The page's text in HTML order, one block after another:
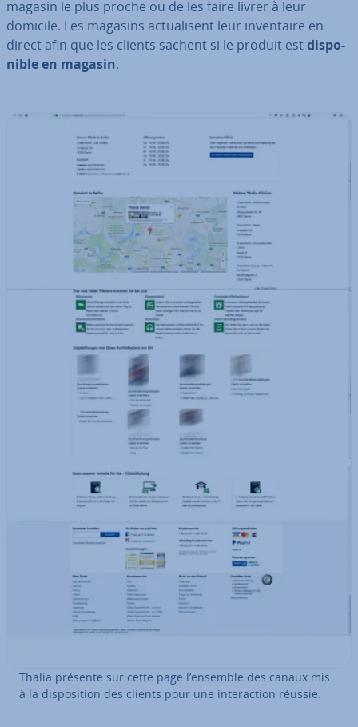
magasin le plus proche ou de les faire livrer à leur
domicile. Les magasins ac­tua­li­sent leur in­ven­taire en
direct afin que les clients sachent si le produit estdis­po­
nible en magasin.
Thalia présente sur cette page l’ensemble des canaux mis
à la dis­po­si­tion des clients pour une in­te­rac­tion réussie.